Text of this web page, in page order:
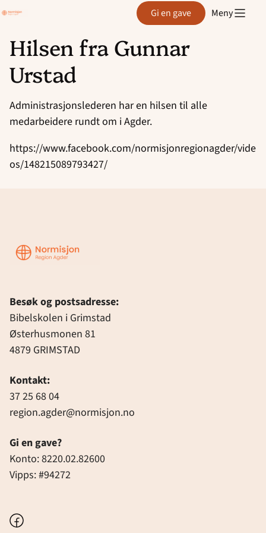
Hopp
til
innhold
Agder Gi en gave Meny
Hilsen fra Gunnar
Urstad
Administrasjonslederen har en hilsen til alle
medarbeidere rundt om i Agder.
https://www.facebook.com/normisjonregionagder/vide
os/148215089793427/
Region
Agder
Besøk og postsadresse:
Bibelskolen i Grimstad
Østerhusmonen 81
4879 GRIMSTAD
Kontakt:
37 25 68 04
region.agder@normisjon.no
Gi en gave?
Konto: 8220.02.82600
Vipps: #94272
Facebook